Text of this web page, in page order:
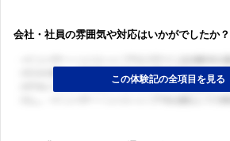
会社・社員の雰囲気や対応はいかがでしたか？